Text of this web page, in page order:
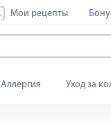
Мои рецепты
Аллергия Уход за